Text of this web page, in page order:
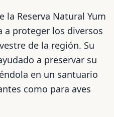
la Reserva Natural Yum
a proteger los diversos
de la región. Su
a preservar su
en un santuario
como para aves